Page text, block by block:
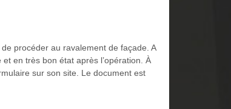
procéder au ravalement de façade. A
en très bon état après l’opération. À
sur son site. Le document est